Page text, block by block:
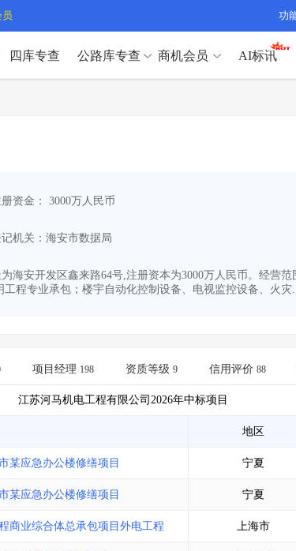
功
济>
员
四库专查 公路库专查 商机会员 AI标讯
>
济 >
划> 招投标规则>
易> 省市重点项目>
资金： 3000万人民币
机关：海安市数据局
海安开发区鑫来路64号,注册资本为3000万人民币。经营
程专业承包；楼宇自动化控制设备、电视监控设备、火灾
项目经理 198 资质等级 9 信用评价 88
江苏河马机电工程有限公司 2026年中标项目
地区
某应急办公楼修缮项目 宁夏
某应急办公楼修缮项目 宁夏
商业综合体总承包项目外电工程 上海市